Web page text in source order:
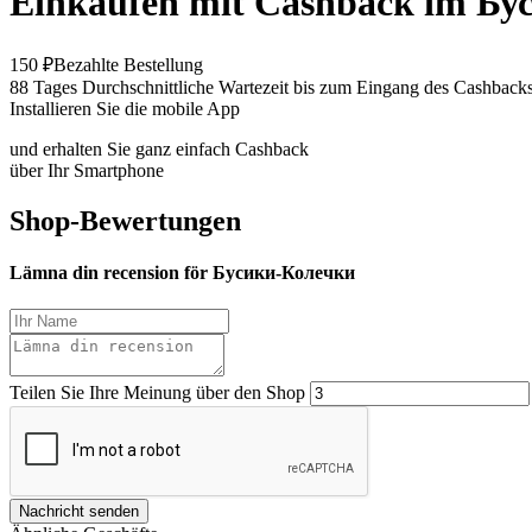
150 ₽Bezahlte Bestellung
88 Tages Durchschnittliche Wartezeit bis zum Eingang des
Installieren Sie die mobile App
und erhalten Sie ganz einfach Cashback
über Ihr Smartphone
Shop-Bewertungen
Lämna din recension för Бусики-Колечки
Teilen Sie Ihre Meinung über den Shop
Nachricht senden